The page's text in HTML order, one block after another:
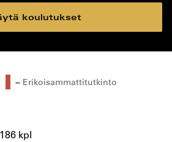
koulutukset
= Erikoisammattitutkinto
kpl